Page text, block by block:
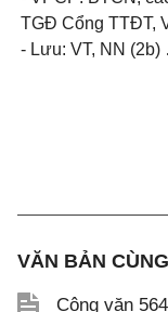
TGĐ Cổng TTĐT,
- Lưu: VT, NN (2b)
VĂN BẢN
Công văn